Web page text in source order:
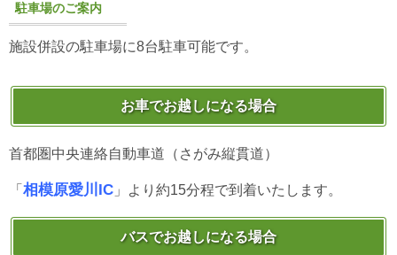
駐車場のご案内
施設併設の駐車場に8台駐車可能です。
お車でお越しになる場合
首都圏中央連絡自動車道（さがみ縦貫道）
「 相模原愛川IC 」より約15分程で到着いたします。
バスでお越しになる場合